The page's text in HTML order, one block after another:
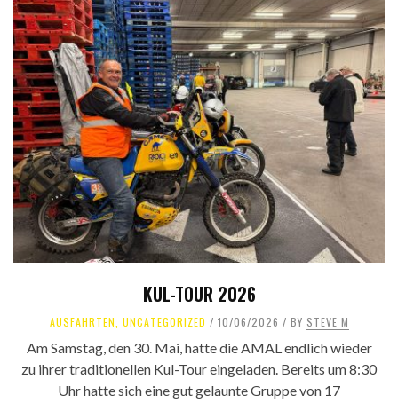
KUL-TOUR 2026
AUSFAHRTEN UNCATEGORIZED 10/06/2026 BY STEVE M
Am Samstag, den 30. Mai, hatte die AMAL endlich wieder
zu ihrer traditionellen Kul-Tour eingeladen. Bereits um 8:30
Uhr hatte sich eine gut gelaunte Gruppe von 17